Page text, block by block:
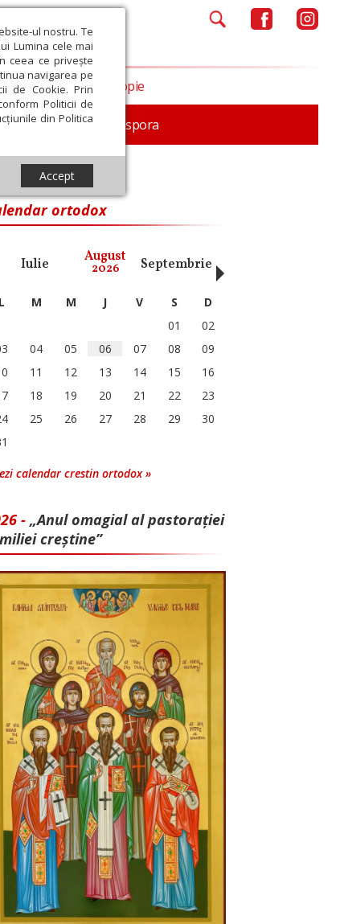
ul nostru. Te
Lumina cele mai
ceea ce privește
navigarea pe
de Cookie. Prin
Politicii de
din Politica
Accept
memoriam Diaspora
Opinii Filantropie
ortodox
Iulie August
2026 Septembrie Octombrie
L M M J V S
D
01
02
04 05 06 07 08
09
11 12 13 14 15
16
18 19 20 21 22
23
25 26 27 28 29
30
calendar crestin ortodox »
- „Anul omagial al pastorației
creștine”